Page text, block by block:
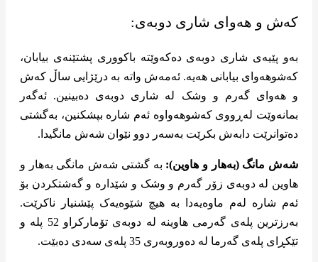
کەش و هەوای شاری دوبەی:
بەو پێیەی شاری دوبەی دەکەوێتە باکووری پشتێنەی بیابان،
کەشوهەوای بیابانی هەیە. ئەمەش واتە بە درێژایی ساڵ کەش
و هەوای گەرم و وشک لە شاری دوبەی دەبینین. ئەگەر
بمانەوێت لەڕووی کەشوهەواوە ئەم شارە بپشکنین، بەگشتی
دەتوانرێت دابەش بکرێت بەسەر دوو نێوان شەش مانگیدا.
شەش مانگ (بەهار و هاوین): بە گشتی شەش مانگی بەهار و
هاوین لە دوبەی زۆر گەرم و وشک و شێدارە و گەشتکردن بۆ
ئەم شارە لەم ماوەیەدا بە هیچ شێوەیەک پێشنیار ناکرێت.
بەرزترین پلەی گەرمی هاوینە لە دوبەی تۆمارکراو 52 پلە و
تێکڕای پلەی گەرما لە دەوروبەری 35 پلەی سەدی دەبێت.